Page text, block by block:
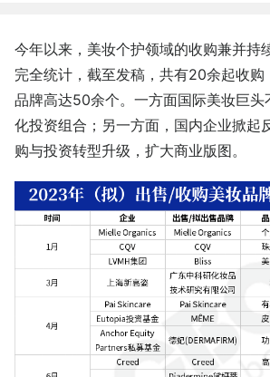
今年以来，美妆个护领域的收购兼并持
完全统计，截至发稿，共有20余起收购
品牌高达50余个。一方面国际美妆巨头
化投资组合；另一方面，国内企业掀起
购与投资转型升级，扩大商业版图。